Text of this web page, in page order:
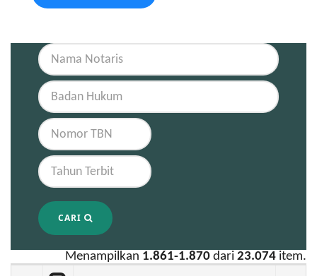
CARI
Menampilkan 1.861-1.870 dari 23.074 item.